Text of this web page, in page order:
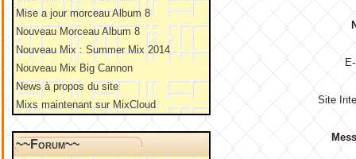
Mise a jour morceau Album 8
Nouveau Morceau Album 8
Nouveau Mix : Summer Mix 2014
Nouveau Mix Big Cannon
News à propos du site
Mixs maintenant sur MixCloud
~~Forum~~
Site